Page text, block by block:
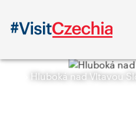
Hluboká nad Vltavou